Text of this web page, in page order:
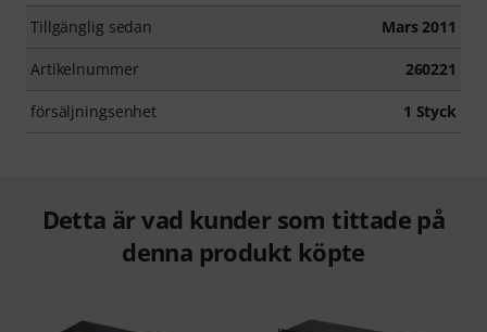
Tillgänglig sedan Mars 2011
Artikelnummer 260221
försäljningsenhet 1 Styck
Detta är vad kunder som tittade på
denna produkt köpte